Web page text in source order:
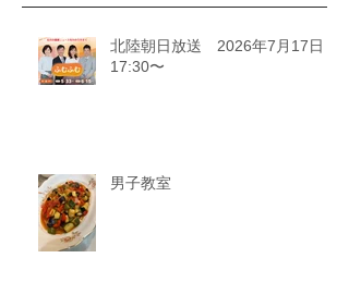
北陸朝日放送 2026年7月17日
17:30〜
男子教室